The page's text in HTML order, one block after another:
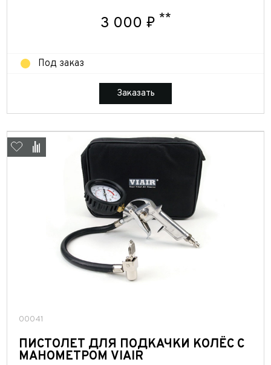
3 000 ₽ **
Под заказ
Заказать
00041
ПИСТОЛЕТ ДЛЯ ПОДКАЧКИ КОЛЁС С
МАНОМЕТРОМ VIAIR